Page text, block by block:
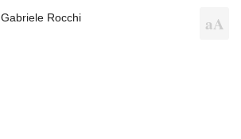
Gabriele Rocchi